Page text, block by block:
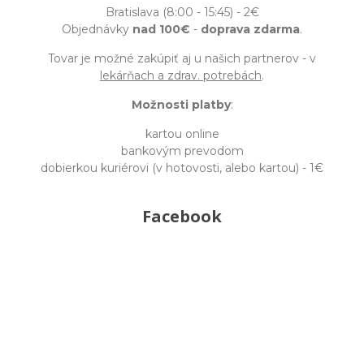
Bratislava (8:00 - 15:45) - 2€
Objednávky nad 100€ - doprava zdarma.
Tovar je možné zakúpiť aj u našich partnerov - v
lekárňach a zdrav. potrebách.
Možnosti platby:
kartou online
bankovým prevodom
dobierkou kuriérovi (v hotovosti, alebo kartou) - 1€
Facebook